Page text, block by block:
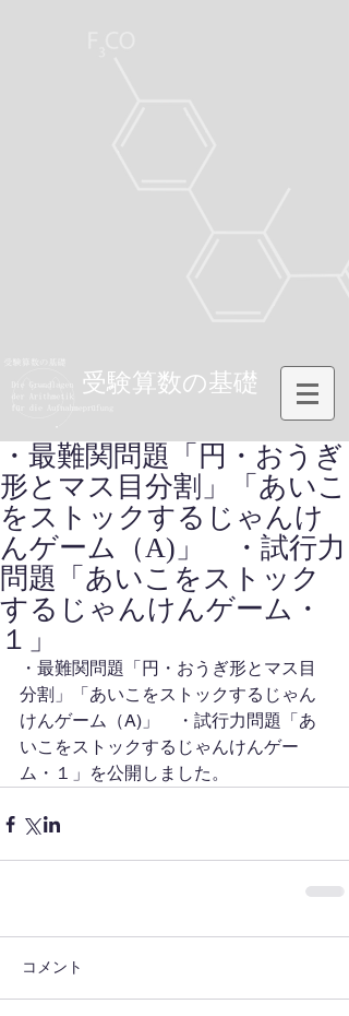
受験算数の基礎
・最難関問題「円・おうぎ
形とマス目分割」「あいこ
をストックするじゃんけ
んゲーム（A)」 ・試行力
問題「あいこをストック
するじゃんけんゲーム・
１」
・最難関問題「円・おうぎ形とマス目
分割」「あいこをストックするじゃん
けんゲーム（A)」　・試行力問題「あ
いこをストックするじゃんけんゲー
ム・１」を公開しました。
コメント